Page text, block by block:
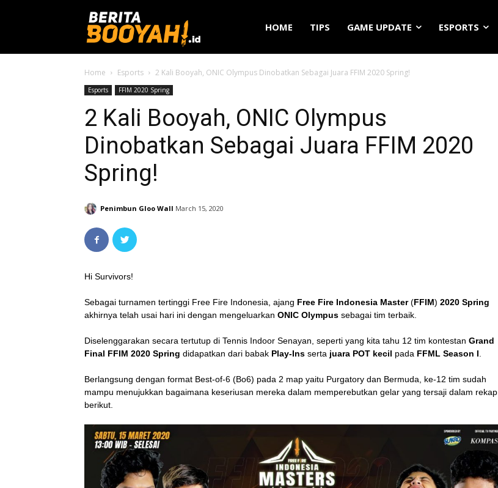
HOME TIPS GAME UPDATE ESPORTS
Home Esports 2 Kali Booyah, ONIC Olympus Dinobatkan Sebagai Juara FFIM 2020 Spring!
Esports FFIM 2020 Spring
2 Kali Booyah, ONIC Olympus
Dinobatkan Sebagai Juara FFIM 2020
Spring!
Penimbun Gloo Wall March 15, 2020
Hi Survivors!
Sebagai turnamen tertinggi Free Fire Indonesia, ajang Free Fire Indonesia Master(FFIM) 2020 Spring
akhirnya telah usai hari ini dengan mengeluarkan ONIC Olympus sebagai tim terbaik.
Diselenggarakan secara tertutup di Tennis Indoor Senayan, seperti yang kita tahu 12 tim kontestan Grand
Final FFIM 2020 Spring didapatkan dari babak Play-Ins serta juara POT kecil pada FFML Season I
Berlangsung dengan format Best-of-6 (Bo6) pada 2 map yaitu Purgatory dan Bermuda, ke-12 tim sudah
mampu menujukkan bagaimana keseriusan mereka dalam memperebutkan gelar yang tersaji dalam rekap
berikut.